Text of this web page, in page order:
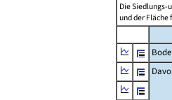
Die Siedlungs-
und der Fläche